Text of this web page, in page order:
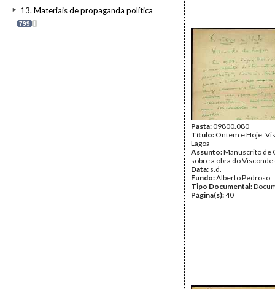
13. Materiais de propaganda política
799 I
Pasta:09800.080
Título: Ontem e Hoje.
Lagoa
Assunto:Manuscrito de
sobre a obra do Visconde
Data: s.d.
Fundo:Alberto Pedroso
Tipo Documental:
Página(s):40